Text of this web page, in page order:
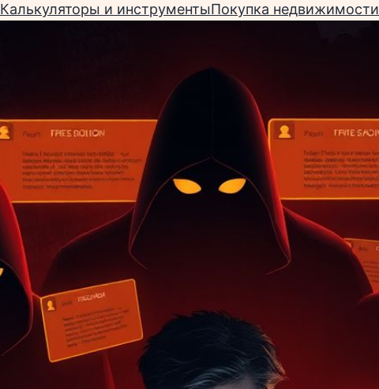
Калькуляторы и инструментыПокупка недвижимости